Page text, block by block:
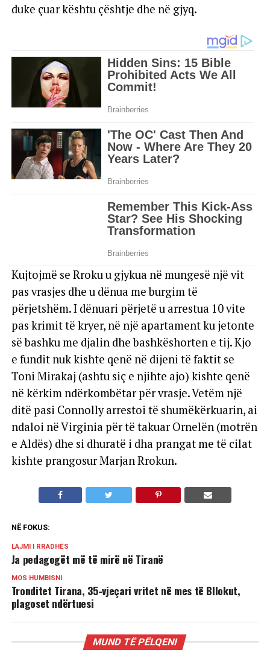
duke çuar kështu çështje dhe në gjyq.
Kujtojmë se Rroku u gjykua në mungesë një vit
pas vrasjes dhe u dënua me burgim të
përjetshëm. I dënuari përjetë u arrestua 10 vite
pas krimit të kryer, në një apartament ku jetonte
së bashku me djalin dhe bashkëshorten e tij. Kjo
e fundit nuk kishte qenë në dijeni të faktit se
Toni Mirakaj (ashtu siç e njihte ajo) kishte qenë
në kërkim ndërkombëtar për vrasje. Vetëm një
ditë pasi Connolly arrestoi të shumëkërkuarin, ai
ndaloi në Virginia për të takuar Ornelën (motrën
e Aldës) dhe si dhuratë i dha prangat me të cilat
kishte prangosur Marjan Rrokun.
NË FOKUS:
LAJMI I RRADHËS
Ja pedagogët më të mirë në Tiranë
MOS HUMBISNI
Tronditet Tirana, 35-vjeçari vritet në mes të Bllokut,
plagoset ndërtuesi
MUND TË PËLQENI